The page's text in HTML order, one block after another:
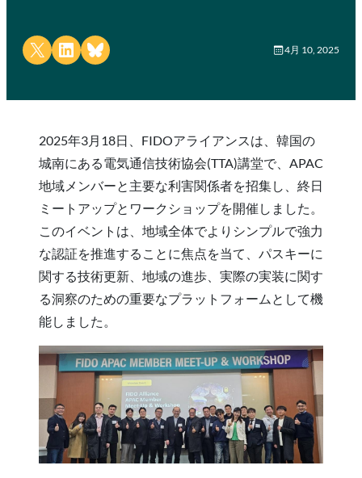
Share on X Share on LinkedIn
Share on Bluesky 4月 10, 2025
2025年3月18日、FIDOアライアンスは、韓国の
城南にある電気通信技術協会(TTA)講堂で、APAC
地域メンバーと主要な利害関係者を招集し、終日
ミートアップとワークショップを開催しました。
このイベントは、地域全体でよりシンプルで強力
な認証を推進することに焦点を当て、パスキーに
関する技術更新、地域の進歩、実際の実装に関す
る洞察のための重要なプラットフォームとして機
能しました。